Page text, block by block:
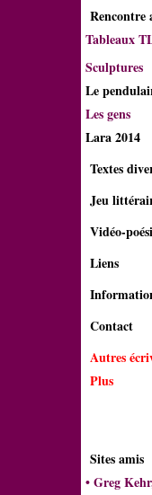
Rencontre
Tableaux
Sculptures
Le
Les gens
Lara 2014
Textes
Jeu
Vidéo-
Liens
Contact
Autres
Plus
Sites amis
•Greg